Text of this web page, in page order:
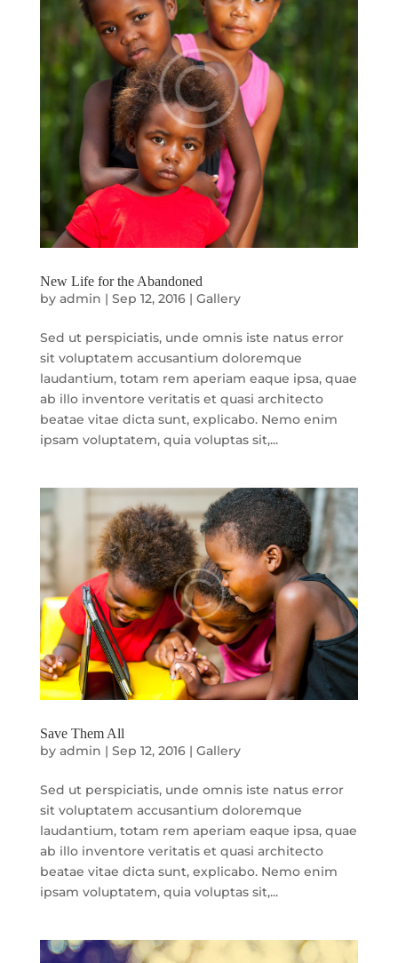
New Life for the Abandoned
by admin | Sep 12, 2016| Gallery
Sed ut perspiciatis, unde omnis iste natus error
sit voluptatem accusantium doloremque
laudantium, totam rem aperiam eaque ipsa, quae
ab illo inventore veritatis et quasi architecto
beatae vitae dicta sunt, explicabo. Nemo enim
ipsam voluptatem, quia voluptas sit,...
Save Them All
by admin | Sep 12, 2016| Gallery
Sed ut perspiciatis, unde omnis iste natus error
sit voluptatem accusantium doloremque
laudantium, totam rem aperiam eaque ipsa, quae
ab illo inventore veritatis et quasi architecto
beatae vitae dicta sunt, explicabo. Nemo enim
ipsam voluptatem, quia voluptas sit,...